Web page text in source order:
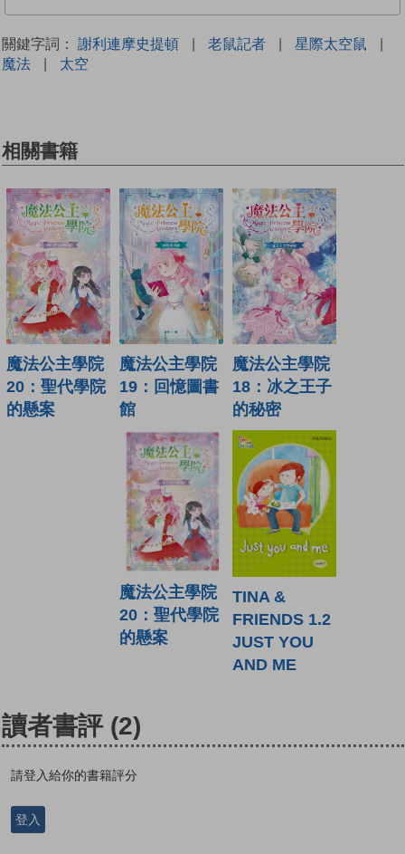
關鍵字詞： 謝利連摩史提頓 | 老鼠記者 | 星際太空鼠
|
魔法
| 太空
相關書籍
魔法公主學院
20：聖代學院
的懸案
魔法公主學院
19：回憶圖書
館
魔法公主學院
18：冰之王子
的秘密
魔法公主學院
20：聖代學院
的懸案
TINA &
FRIENDS 1.2
JUST YOU
AND ME
讀者書評 (2)
請登入給你的書籍評分
登入